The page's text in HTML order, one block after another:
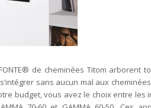
de cheminées Titom arborent
sans aucun mal aux
budget, vous avez le choix entre les